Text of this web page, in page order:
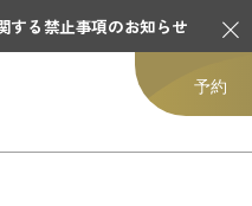
する禁止事項のお知らせ
予約